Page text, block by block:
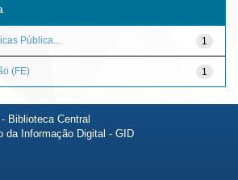
1
Pública...
1
(FE)
Biblioteca Central
da Informação Digital - GID